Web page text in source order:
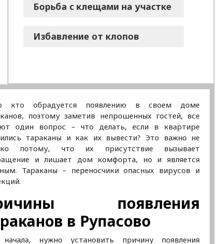
Борьба с клещами на участке
Избавление от клопов
кто обрадуется появлению в своем доме
поэтому заметив непрошенных гостей, все
один вопрос – что делать, если в квартире
тараканы и как их вывести? Это важно не
потому, что их присутствие вызывает
и лишает дом комфорта, но и является
Тараканы – переносчики опасных вирусов и
появления
в Рупасово
нужно установить причину появления